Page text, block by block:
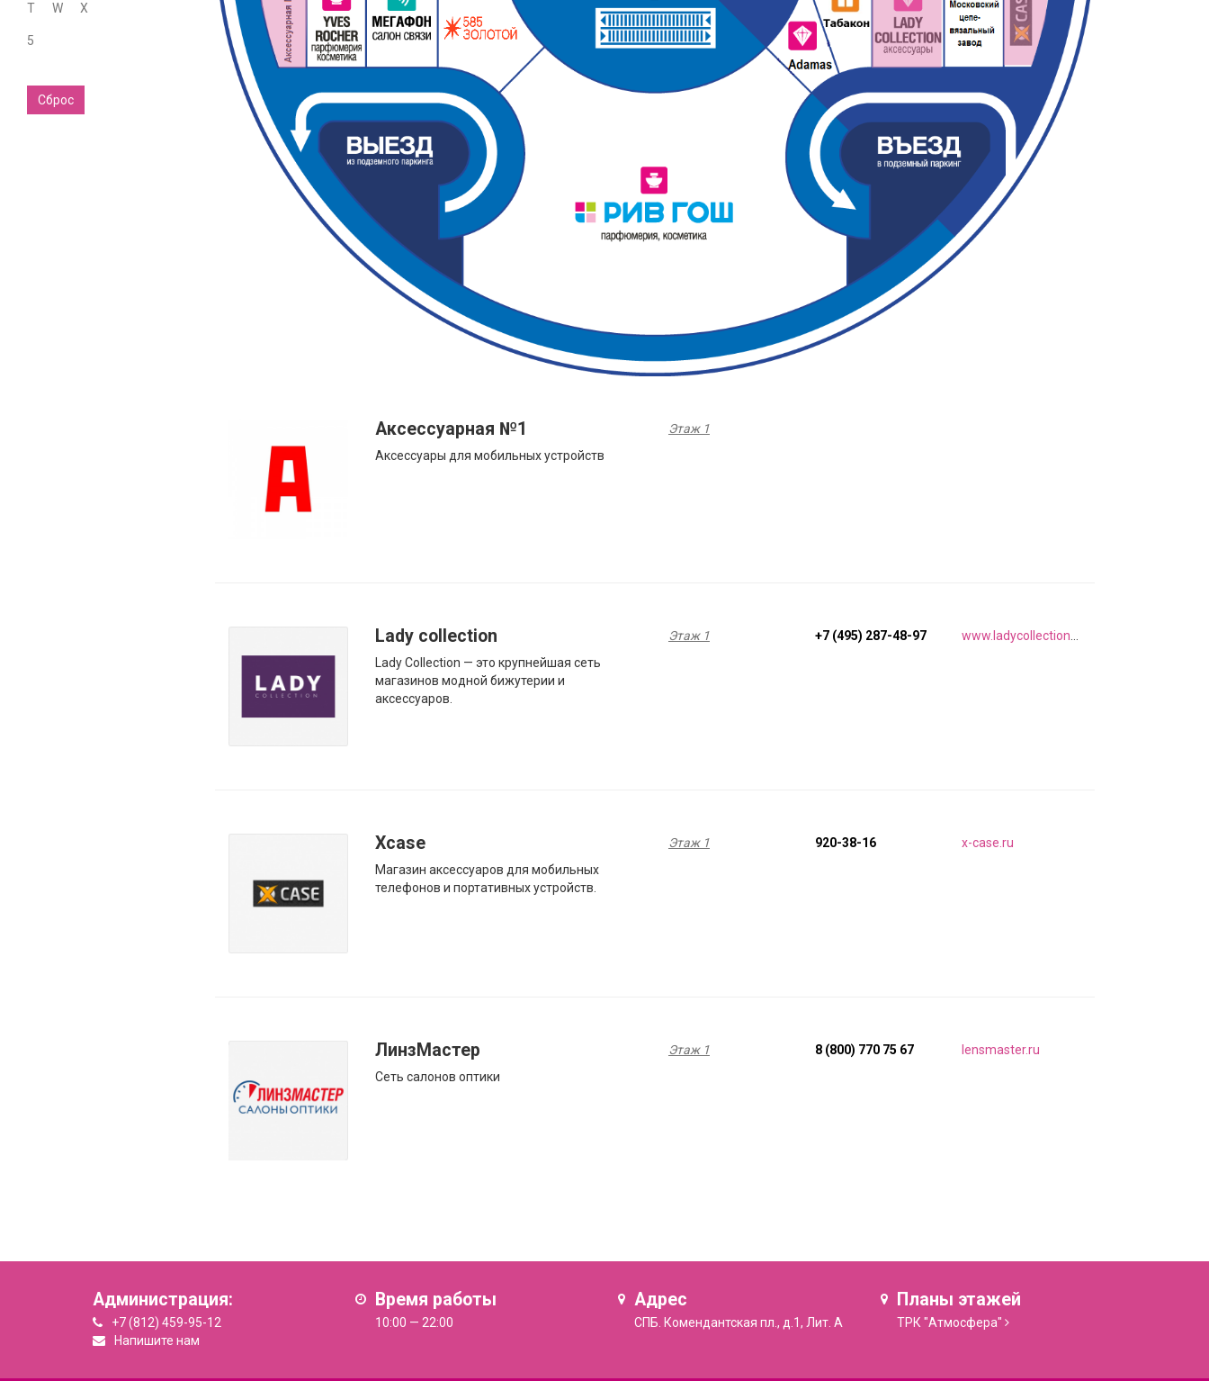
T
W X
5
Сброс
Аксессуарная №1
Аксессуары для мобильных устройств
Этаж 1
Lady collection
Lady Collection — это крупнейшая сеть
магазинов модной бижутерии и
аксессуаров.
Этаж 1 +7 (495) 287-48-97
Xcase
Магазин аксессуаров для мобильных
телефонов и портативных устройств.
Этаж 1 920-38-16 x-case.ru
ЛинзМастер
Сеть салонов оптики
Этаж 1 8 (800) 770 75 67 lensmaster.ru
Администрация:
+7 (812) 459-95-12
Напишите нам
Время работы
10:00 — 22:00
Адрес
СПБ. Комендантская пл., д.1, Лит. А
Планы этажей
ТРК "Атмосфера"